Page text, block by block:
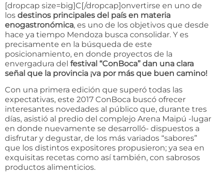
[dropcap size=big]C[/dropcap]onvertirse en uno de
los destinos principales del país en materia
enogastronómica, es uno de los objetivos que desde
hace ya tiempo Mendoza busca consolidar. Y es
precisamente en la búsqueda de este
posicionamiento, en donde proyectos de la
envergadura del festival “ConBoca” dan una clara
señal que la provincia ¡va por más que buen camino!
Con una primera edición que superó todas las
expectativas, este 2017 ConBoca buscó ofrecer
interesantes novedades al público que, durante tres
días, asistió al predio del complejo Arena Maipú -lugar
en donde nuevamente se desarrolló- dispuestos a
disfrutar y degustar, de los más variados “sabores”
que los distintos expositores propusieron; ya sea en
exquisitas recetas como así también, con sabrosos
productos alimenticios.